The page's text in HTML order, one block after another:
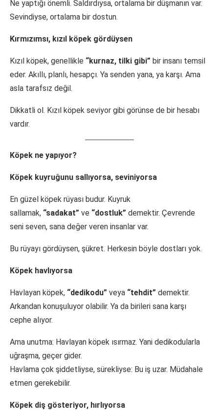
Ne yaptığı önemli. Saldırdıysa, ortalama bir düşmanın var.
Sevindiyse, ortalama bir dostun.
Kırmızımsı, kızıl köpek gördüysen
Kızıl köpek, genellikle “kurnaz, tilki gibi” bir insanı temsil
eder. Akıllı, planlı, hesapçı. Ya senden yana, ya karşı. Ama
asla tarafsız değil.
Dikkatli ol. Kızıl köpek seviyor gibi görünse de bir hesabı
vardır.
Köpek ne yapıyor?
Köpek kuyruğunu sallıyorsa, seviniyorsa
En güzel köpek rüyası budur. Kuyruk
sallamak, “sadakat” ve “dostluk” demektir. Çevrende
seni seven, sana değer veren insanlar var.
Bu rüyayı gördüysen, şükret. Herkesin böyle dostları yok.
Köpek havlıyorsa
Havlayan köpek, “dedikodu” veya “tehdit” demektir.
Arkandan konuşuluyor olabilir. Ya da birileri sana karşı
cephe alıyor.
Ama unutma: Havlayan köpek ısırmaz. Yani dedikodularla
uğraşma, geçer gider.
Havlama çok şiddetliyse, sürekliyse: Bu iş uzar. Müdahale
etmen gerekebilir.
Köpek diş gösteriyor, hırlıyorsa